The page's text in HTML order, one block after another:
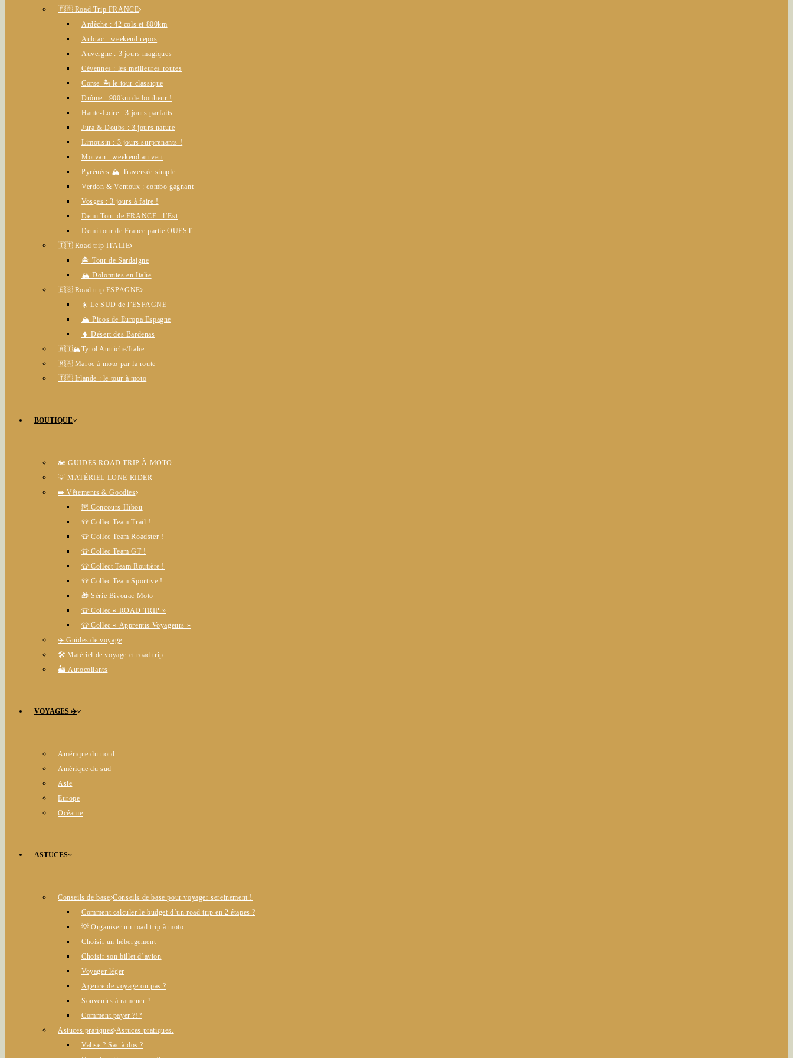
🇫🇷 Road Trip FRANCE
Ardèche : 42 cols et 800km
Aubrac : weekend repos
Auvergne : 3 jours magiques
Cévennes : les meilleures routes
Corse 🏝️ le tour classique
Drôme : 900km de bonheur !
Haute-Loire : 3 jours parfaits
Jura & Doubs : 3 jours nature
Limousin : 3 jours surprenants !
Morvan : weekend au vert
Pyrénées 🏔️ Traversée simple
Verdon & Ventoux : combo gagnant
Vosges : 3 jours à faire !
Demi Tour de FRANCE : l’Est
Demi tour de France partie OUEST
🇮🇹 Road trip ITALIE
🏝️ Tour de Sardaigne
🏔️ Dolomites en Italie
🇪🇸 Road trip ESPAGNE
☀️ Le SUD de l’ESPAGNE
🏔️ Picos de Europa Espagne
🌵 Désert des Bardenas
🇦🇹🏔️Tyrol Autriche/Italie
🇲🇦 Maroc à moto par la route
🇮🇪 Irlande : le tour à moto
BOUTIQUE
🏍️ GUIDES ROAD TRIP À MOTO
💡 MATÉRIEL LONE RIDER
➡️ Vêtements & Goodies
🦉 Concours Hibou
👕 Collec Team Trail !
👕 Collec Team Roadster !
👕 Collec Team GT !
👕 Collect Team Routière !
👕 Collec Team Sportive !
🎁 Série Bivouac Moto
👕 Collec « ROAD TRIP »
👕 Collec « Apprentis Voyageurs »
✈️ Guides de voyage
🛠️ Matériel de voyage et road trip
🏜️ Autocollants
VOYAGES ✈️
Amérique du nord
Amérique du sud
Asie
Europe
Océanie
ASTUCES
Conseils de base Conseils de base pour voyager sereinement !
Comment calculer le budget d’un road trip en 2 étapes ?
💡 Organiser un road trip à moto
Choisir un hébergement
Choisir son billet d’avion
Voyager léger
Agence de voyage ou pas ?
Souvenirs à ramener ?
Comment payer ?!?
Astuces pratiques Astuces pratiques.
Valise ? Sac à dos ?